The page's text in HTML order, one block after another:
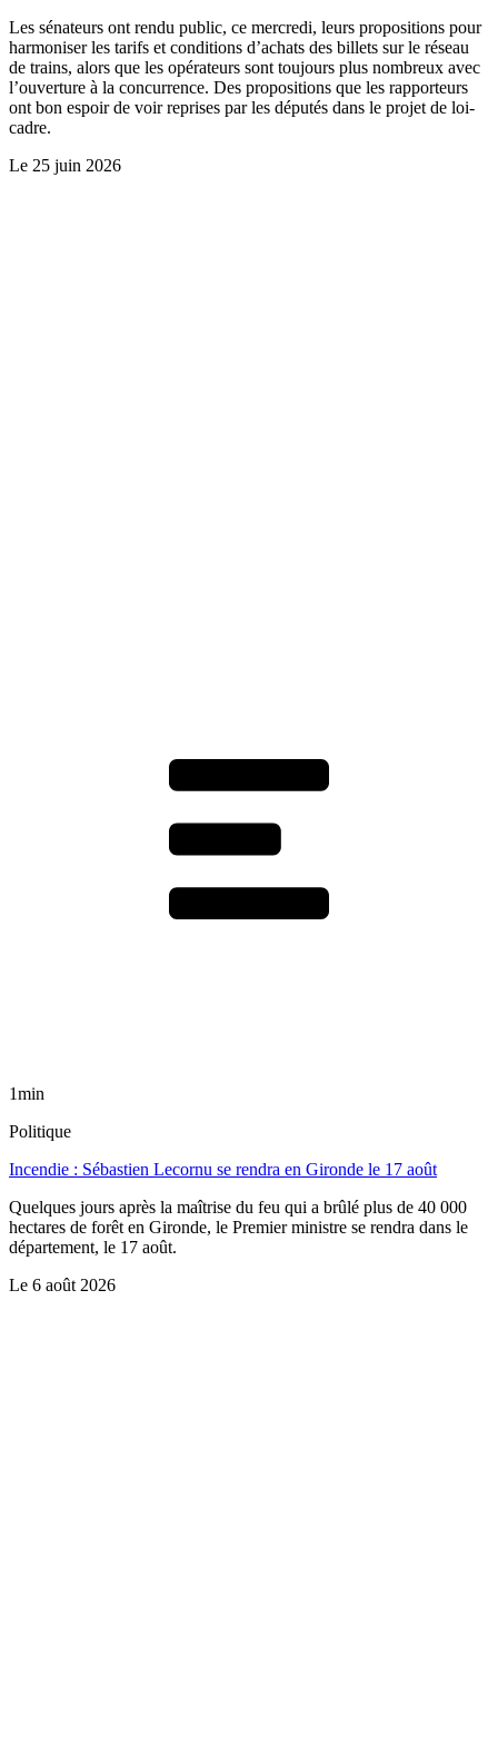
Les sénateurs ont rendu public, ce mercredi, leurs propositions pour
harmoniser les tarifs et conditions d’achats des billets sur le réseau
de trains, alors que les opérateurs sont toujours plus nombreux avec
l’ouverture à la concurrence. Des propositions que les rapporteurs
ont bon espoir de voir reprises par les députés dans le projet de loi-
cadre.
Le 25 juin 2026
1min
Politique
Incendie : Sébastien Lecornu se rendra en Gironde le 17 août
Quelques jours après la maîtrise du feu qui a brûlé plus de 40 000
hectares de forêt en Gironde, le Premier ministre se rendra dans le
département, le 17 août.
Le 6 août 2026